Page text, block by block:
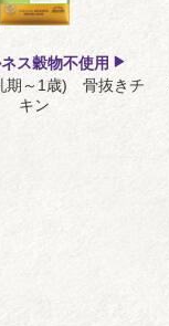
ス穀物不使用
期～1歳) 骨抜きチ
キン